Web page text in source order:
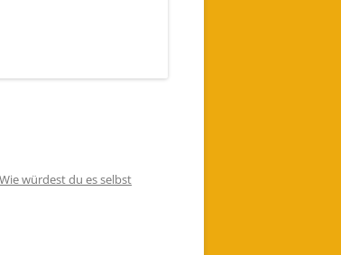
würdest du es selbst